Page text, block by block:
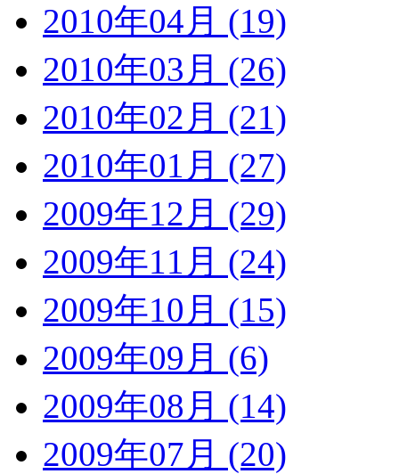
2010年04月 (19)
2010年03月 (26)
2010年02月 (21)
2010年01月 (27)
2009年12月 (29)
2009年11月 (24)
2009年10月 (15)
2009年09月 (6)
2009年08月 (14)
2009年07月 (20)